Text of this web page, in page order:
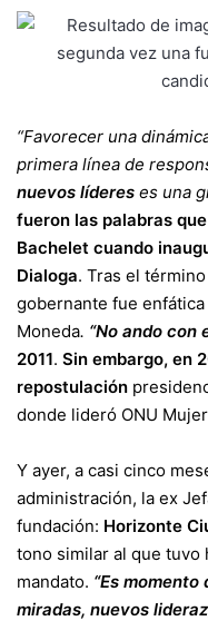
“Favorecer una
primera línea de
nuevos líderes es una
fueron las palabras
Bachelet cuando
Dialoga. Tras el
gobernante fue
Moneda. “No ando con
2011. Sin embargo, en
repostulación
donde lideró ONU
Y ayer, a casi cinco
administración, la ex
fundación: Horizonte
tono similar al que tuvo
mandato. “Es
miradas, nuevos